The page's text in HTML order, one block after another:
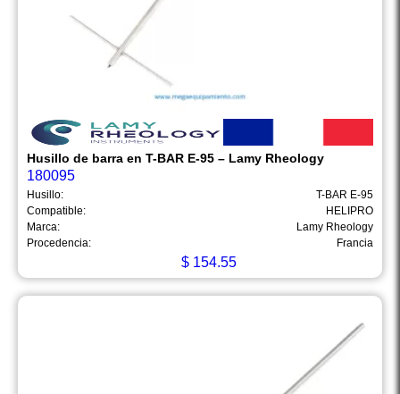
Husillo de barra en T-BAR E-95 – Lamy Rheology
180095
Husillo:
T-BAR E-95
Compatible:
HELIPRO
Marca:
Lamy Rheology
Procedencia:
Francia
$ 154.55